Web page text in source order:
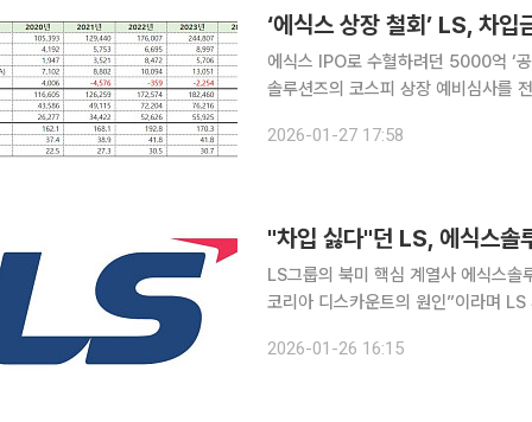
‘에식스 상장 철회’ LS, 차
에식스 IPO로 수혈하려던 5000억 ‘공백’ 뼈아파 LS그룹이 전 세계 권선 시
솔루션즈의 코스피 상장 예비심사를
원 규모의 투자 재원 상실과 향후 7조
2026-01-27 17:58
"차입 싫다"던 LS, 에식스솔
LS그룹의 북미 핵심 계열사 에식스솔
코리아 디스카운트의 원인”이라며
2026-01-26 16:15